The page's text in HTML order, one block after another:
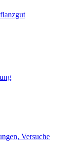
Versuche